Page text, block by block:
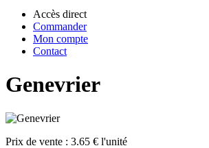
Accès direct
Commander
Mon compte
Contact
Genevrier
Prix de vente : 3.65 € l'unité